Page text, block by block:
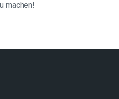
machen!